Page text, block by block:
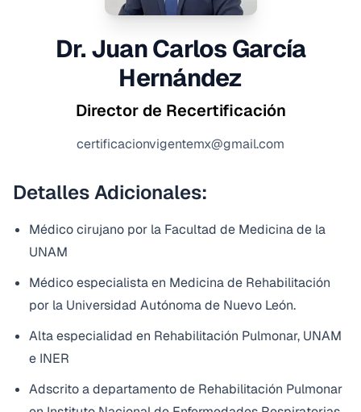
Dr. Juan Carlos García
Hernández
Director de Recertificación
certificacionvigentemx@gmail.com
Detalles Adicionales:
Médico cirujano por la Facultad de Medicina de la
UNAM
Médico especialista en Medicina de Rehabilitación
por la Universidad Autónoma de Nuevo León.
Alta especialidad en Rehabilitación Pulmonar, UNAM
e INER
Adscrito a departamento de Rehabilitación Pulmonar